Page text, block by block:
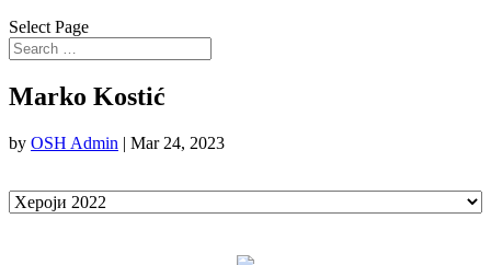
Select Page
Marko Kostić
by OSH Admin | Mar 24, 2023